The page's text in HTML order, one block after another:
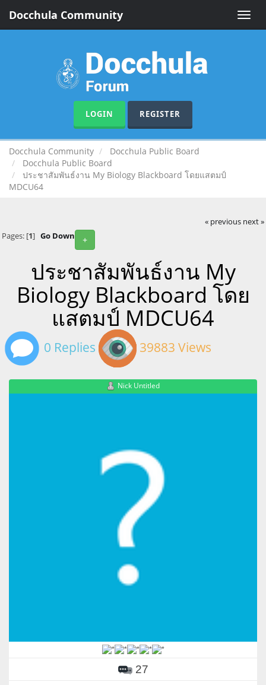
Toggle
Docchula Community
LOGIN REGISTER
Docchula Community
Docchula Public Board
Docchula Public Board
ประชาสัมพันธ์งาน My Biology Blackboard โดยแสตมป์
MDCU64
« previous next »
+
Pages: [1] Go Down
ประชาสัมพันธ์งาน My
Biology Blackboard โดย
แสตมป์ MDCU64
0 Replies 39883 Views
Nick Untitled
27